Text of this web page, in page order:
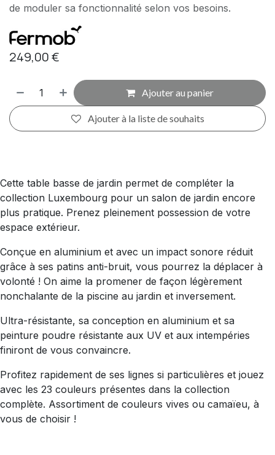
de moduler sa fonctionnalité selon vos besoins.
249,00€
Ajouter au panier
Ajouter à la liste de souhaits
Cette table basse de jardin permet de compléter la
collection Luxembourg pour un salon de jardin encore
plus pratique. Prenez pleinement possession de votre
espace extérieur.
Conçue en aluminium et avec un impact sonore réduit
grâce à ses patins anti-bruit, vous pourrez la déplacer à
volonté ! On aime la promener de façon légèrement
nonchalante de la piscine au jardin et inversement.
Ultra-résistante, sa conception en aluminium et sa
peinture poudre résistante aux UV et aux intempéries
finiront de vous convaincre.
Profitez rapidement de ses lignes si particulières et jouez
avec les 23 couleurs présentes dans la collection
complète. Assortiment de couleurs vives ou camaïeu, à
vous de choisir !